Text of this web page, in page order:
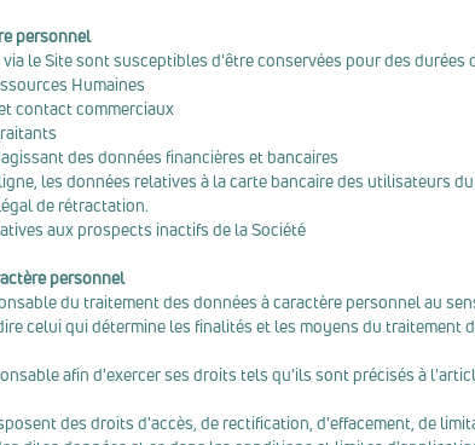
personnel
le Site sont susceptibles d'être conservées pour des
Humaines
contact commerciaux
des données financières et bancaires
les données relatives à la carte bancaire des utilisateurs
de rétractation.
aux prospects inactifs de la Société
personnel
du traitement des données à caractère personnel au
celui qui détermine les finalités et les moyens du
afin d'exercer ses droits tels qu'ils sont précisés à
des droits d'accès, de rectification, d'effacement, de